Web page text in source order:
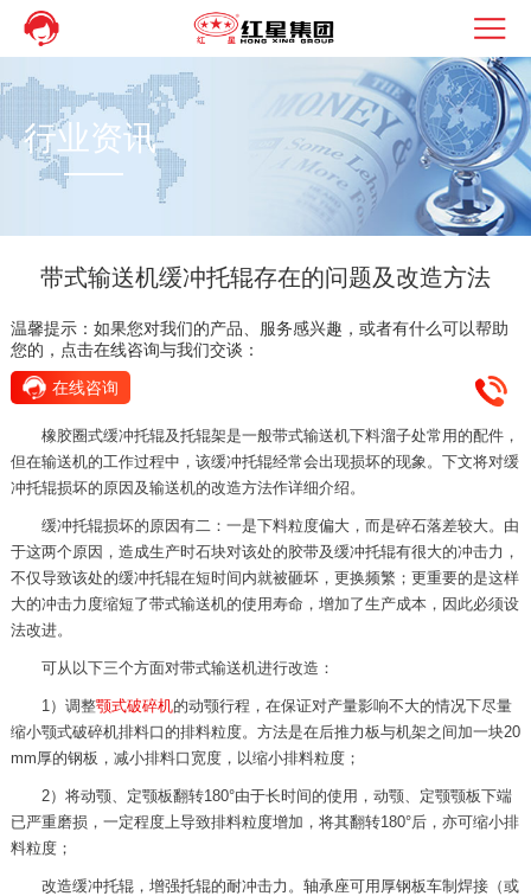
行业资讯
带式输送机缓冲托辊存在的问题及改造方法
温馨提示：如果您对我们的产品、服务感兴趣，或者有什么可以帮助
您的，点击在线咨询与我们交谈：
在线咨询
橡胶圈式缓冲托辊及托辊架是一般带式输送机下料溜子处常用的配件，
但在输送机的工作过程中，该缓冲托辊经常会出现损坏的现象。下文将对缓
冲托辊损坏的原因及输送机的改造方法作详细介绍。
缓冲托辊损坏的原因有二：一是下料粒度偏大，而是碎石落差较大。由
于这两个原因，造成生产时石块对该处的胶带及缓冲托辊有很大的冲击力，
不仅导致该处的缓冲托辊在短时间内就被砸坏，更换频繁；更重要的是这样
大的冲击力度缩短了带式输送机的使用寿命，增加了生产成本，因此必须设
法改进。
可从以下三个方面对带式输送机进行改造：
1）调整颚式破碎机的动颚行程，在保证对产量影响不大的情况下尽量
缩小颚式破碎机排料口的排料粒度。方法是在后推力板与机架之间加一块20
mm厚的钢板，减小排料口宽度，以缩小排料粒度；
2）将动颚、定颚板翻转180°由于长时间的使用，动颚、定颚颚板下端
已严重磨损，一定程度上导致排料粒度增加，将其翻转180°后，亦可缩小排
料粒度；
改造缓冲托辊，增强托辊的耐冲击力。轴承座可用厚钢板车制焊接（或